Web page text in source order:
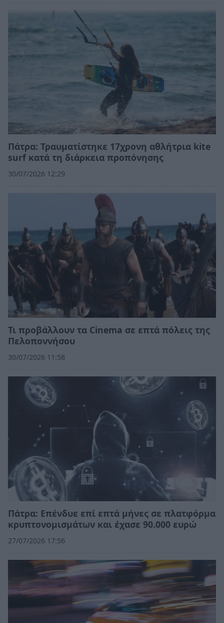
Πάτρα: Τραυματίστηκε 17χρονη αθλήτρια kite
surf κατά τη διάρκεια προπόνησης
30/07/2026 12:29
Τι προβάλλουν τα Cinema σε επτά πόλεις της
Πελοποννήσου
30/07/2026 11:58
Πάτρα: Επένδυε επί επτά μήνες σε πλατφόρμα
κρυπτονομισμάτων και έχασε 90.000 ευρώ
27/07/2026 17:56